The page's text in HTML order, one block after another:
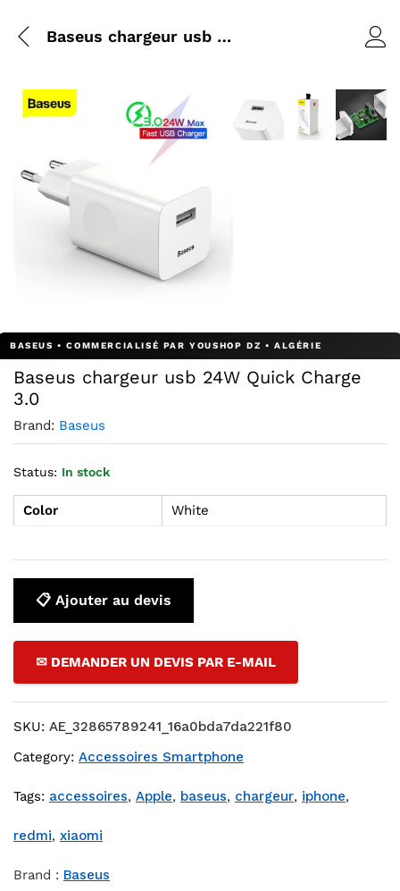
Baseus chargeur usb 24W Quick Charge 3.0
Baseus chargeur usb 24W Quick Charge
3.0
Brand: Baseus
Status: In stock
Color White
📋 Ajouter au devis
✉ DEMANDER UN DEVIS PAR E-MAIL
SKU: AE_32865789241_16a0bda7da221f80
Category: Accessoires Smartphone
Tags: accessoires, Apple, baseus, chargeur, iphone,
redmi, xiaomi
Brand : Baseus